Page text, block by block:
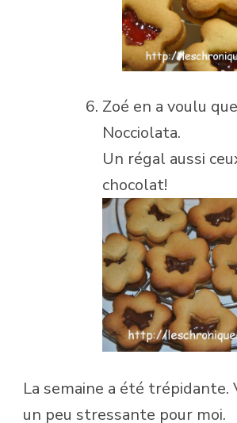
Zoé en a voulu
Nocciolata.
Un régal aussi
chocolat!
La semaine a été trépidante.
un peu stressante pour moi.